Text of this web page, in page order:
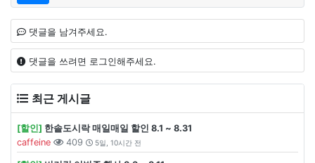
댓글을 남겨주세요.
댓글을 쓰려면 로그인해주세요.
최근 게시글
[할인] 한솥도시락 매일매일 할인 8.1 ~ 8.31
caffeine
409 5일, 10시간 전